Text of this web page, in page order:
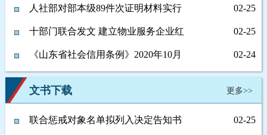
制
人社部对部本级89件次证明材料实行
告知承诺制
02-25
十部门联合发文 建立物业服务企业红
黑名单制度
02-25
《山东省社会信用条例》2020年10月
1日起...
02-24
文书下载 更多>>
联合惩戒对象名单拟列入决定告知书 02-25